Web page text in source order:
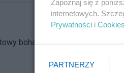
bohater roku
Zapoznaj się z
internetowych.
Prywatności i Cookies
PARTNERZY